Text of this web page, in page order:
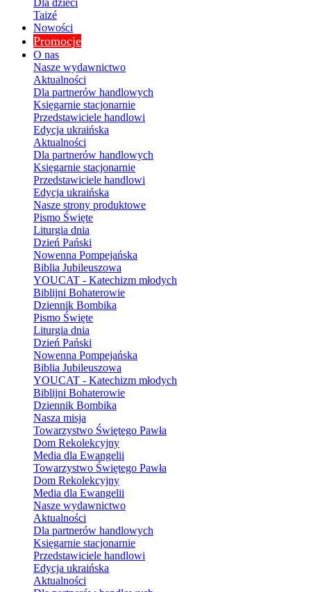
Dla dzieci
Taizé
Nowości
Promocje
O nas
Nasze wydawnictwo
Aktualności
Dla partnerów handlowych
Księgarnie stacjonarnie
Przedstawiciele handlowi
Edycja ukraińska
Aktualności
Dla partnerów handlowych
Księgarnie stacjonarnie
Przedstawiciele handlowi
Edycja ukraińska
Nasze strony produktowe
Pismo Święte
Liturgia dnia
Dzień Pański
Nowenna Pompejańska
Biblia Jubileuszowa
YOUCAT - Katechizm młodych
Biblijni Bohaterowie
Dziennik Bombika
Pismo Święte
Liturgia dnia
Dzień Pański
Nowenna Pompejańska
Biblia Jubileuszowa
YOUCAT - Katechizm młodych
Biblijni Bohaterowie
Dziennik Bombika
Nasza misja
Towarzystwo Świętego Pawła
Dom Rekolekcyjny
Media dla Ewangelii
Towarzystwo Świętego Pawła
Dom Rekolekcyjny
Media dla Ewangelii
Nasze wydawnictwo
Aktualności
Dla partnerów handlowych
Księgarnie stacjonarnie
Przedstawiciele handlowi
Edycja ukraińska
Aktualności